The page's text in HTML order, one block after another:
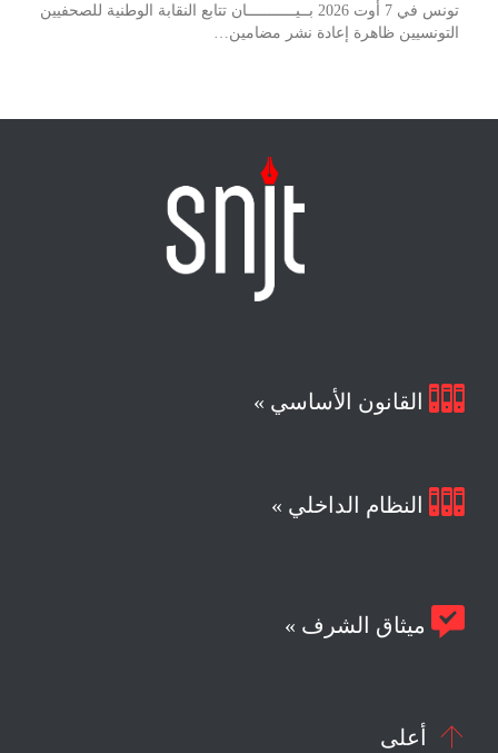
تونس في 7 أوت 2026 بــيـــــــــــان تتابع النقابة الوطنية للصحفيين
التونسيين ظاهرة إعادة نشر مضامين…
 القانون الأساسي »
 النظام الداخلي »
 ميثاق الشرف »
 أعلى